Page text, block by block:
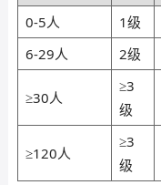
0-5人 1级
6-29人
2级
≥30人
≥3
级
≥120人
≥3
级